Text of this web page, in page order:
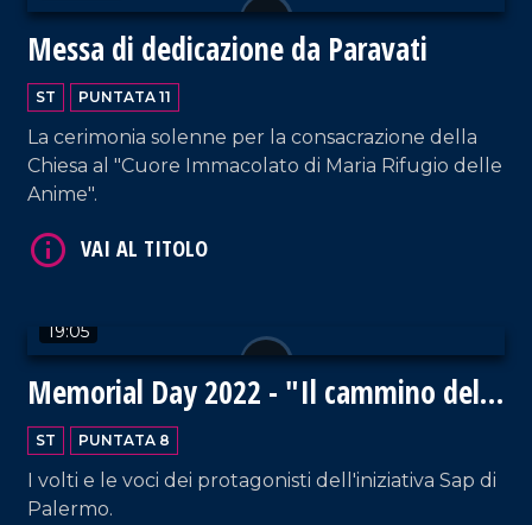
Messa di dedicazione da Paravati
ST PUNTATA 11
La cerimonia solenne per la consacrazione della
Chiesa al "Cuore Immacolato di Maria Rifugio delle
Anime".
19:05
Memorial Day 2022 - "Il cammino della
memoria" a trent'anni dalle stragi
ST PUNTATA 8
I volti e le voci dei protagonisti dell'iniziativa Sap di
Palermo.